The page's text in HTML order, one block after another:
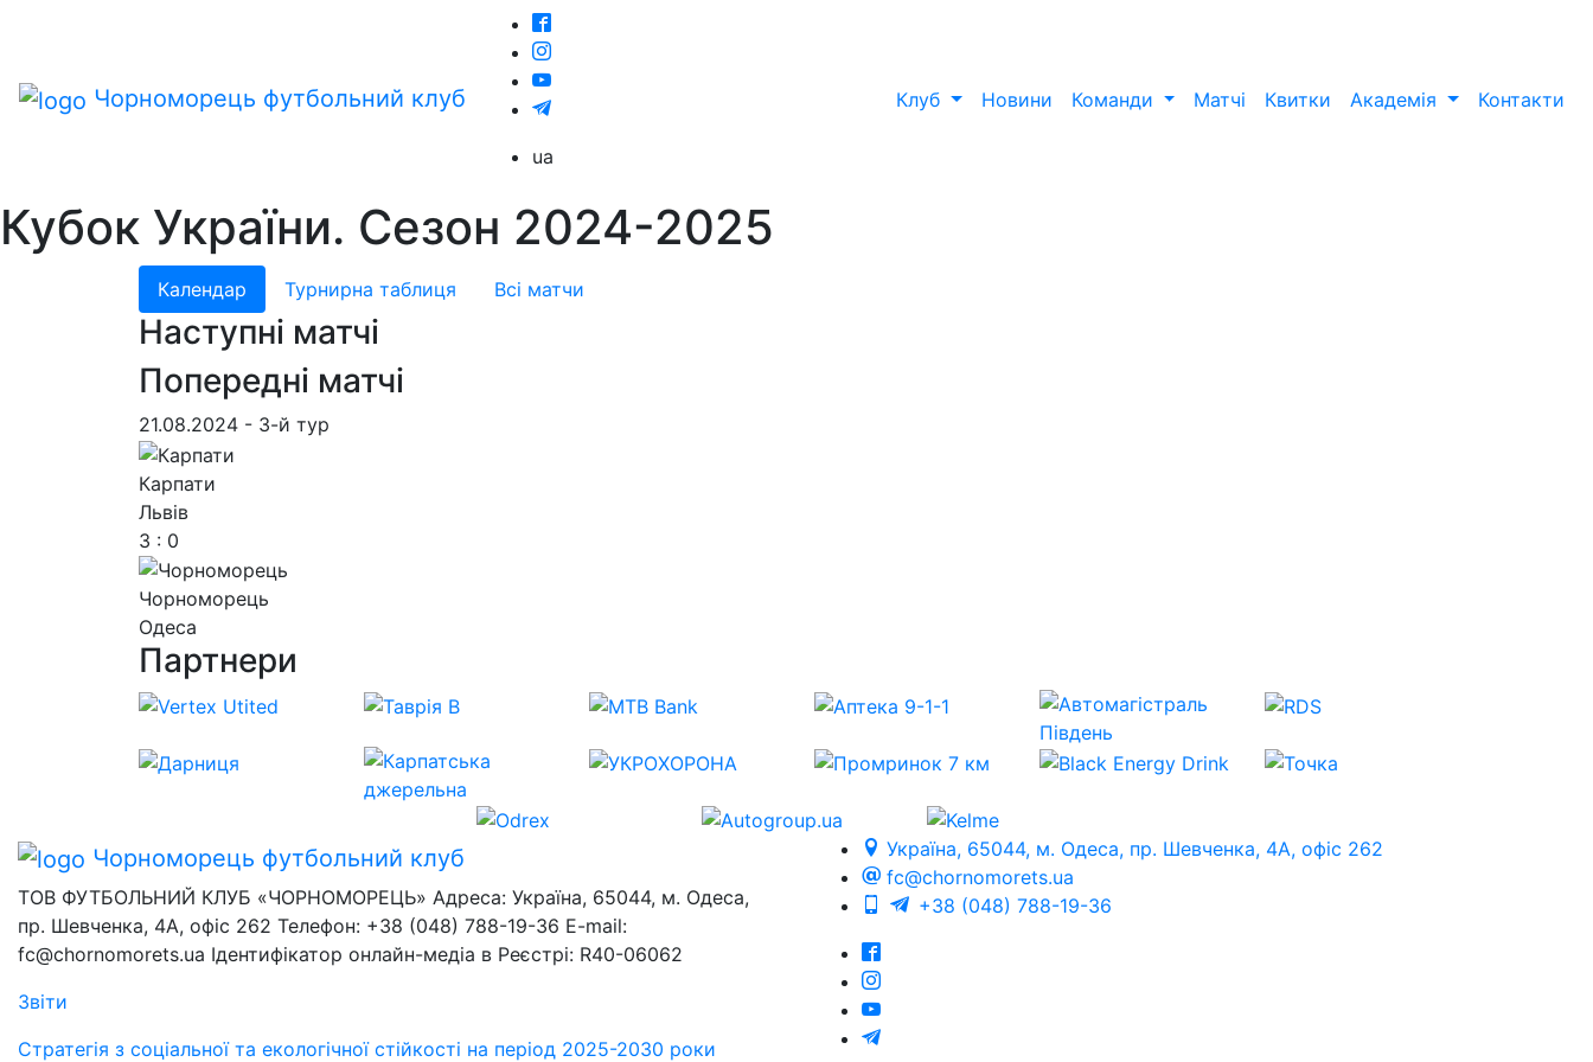
Чорноморець футбольний клуб
ua
Клуб Новини Команди Матчі Квитки Академія Контакти
Кубок України. Сезон 2024-2025
Календар Турнирна таблиця Всі матчи
Наступні матчі
Попередні матчі
21.08.2024 - 3-й тур
Карпати
Львів
3 : 0
Чорноморець
Одеса
Партнери
Чорноморець футбольний клуб
ТОВ ФУТБОЛЬНИЙ КЛУБ «ЧОРНОМОРЕЦЬ» Адреса: Україна, 65044, м. Одеса,
пр. Шевченка, 4А, офіс 262 Телефон: +38 (048) 788-19-36 E-mail:
fc@chornomorets.ua Ідентифікатор онлайн-медіа в Реєстрі: R40-06062
Звіти
Стратегія з соціальної та екологічної стійкості на період 2025-2030 роки
Україна, 65044, м. Одеса, пр. Шевченка, 4А, офіс 262
fc@chornomorets.ua
+38 (048) 788-19-36